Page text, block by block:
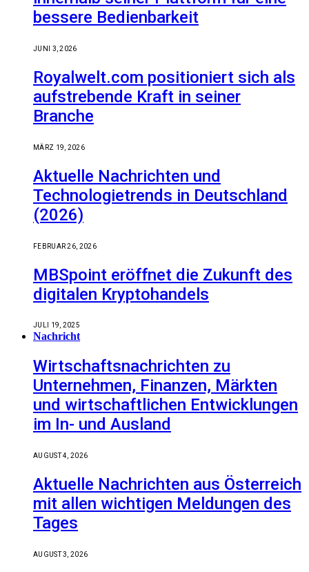
bessere Bedienbarkeit
JUNI 3, 2026
Royalwelt.com positioniert sich als
aufstrebende Kraft in seiner
Branche
MÄRZ 19, 2026
Aktuelle Nachrichten und
Technologietrends in Deutschland
(2026)
FEBRUAR 26, 2026
MBSpoint eröffnet die Zukunft des
digitalen Kryptohandels
JULI 19, 2025
Nachricht
Wirtschaftsnachrichten zu
Unternehmen, Finanzen, Märkten
und wirtschaftlichen Entwicklungen
im In- und Ausland
AUGUST 4, 2026
Aktuelle Nachrichten aus Österreich
mit allen wichtigen Meldungen des
Tages
AUGUST 3, 2026